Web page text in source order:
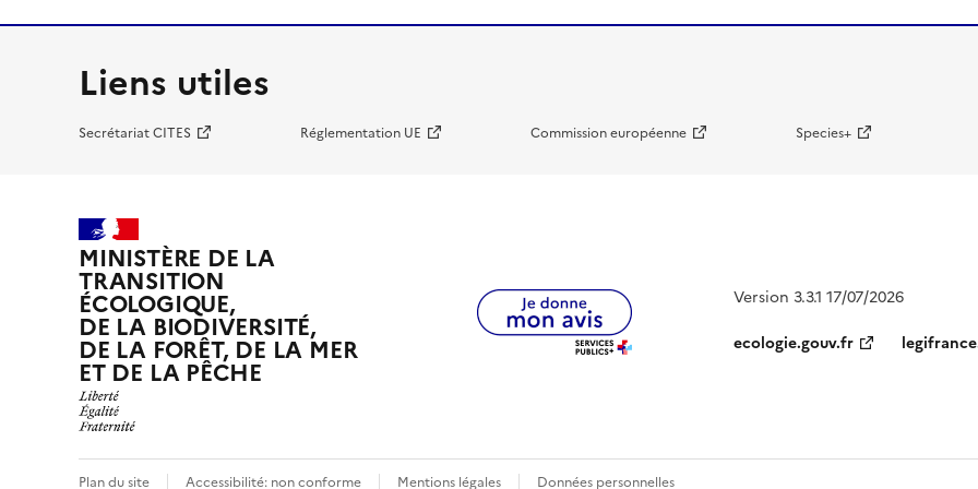
Liens utiles
Secrétariat CITES Réglementation UE Commission européenne Species+
MINISTÈRE DE LA
TRANSITION
ÉCOLOGIQUE,
DE LA BIODIVERSITÉ,
DE LA FORÊT, DE LA MER
ET DE LA PÊCHE
Version 3.3.1 17/07/2026
ecologie.gouv.fr
Plan du site Accessibilité: non conforme Mentions légales Données personnelles